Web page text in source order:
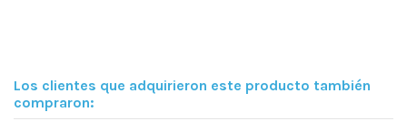
Los clientes que adquirieron este producto también
compraron: